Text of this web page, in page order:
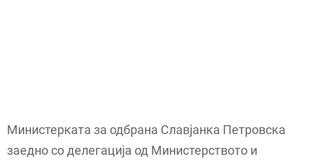
Министерката за одбрана Славјанка Петровска
заедно со делегација од Министерството и